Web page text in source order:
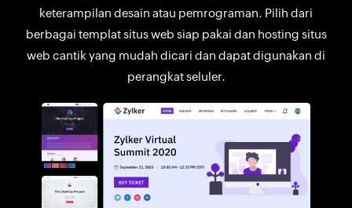
keterampilan desain atau pemrograman. Pilih dari
berbagai templat situs web siap pakai dan hosting situs
web cantik yang mudah dicari dan dapat digunakan di
perangkat seluler.